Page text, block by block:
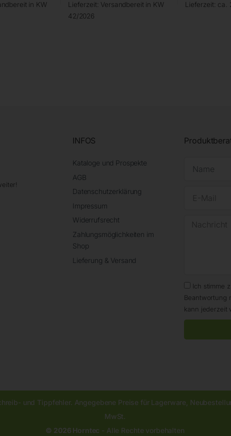
in KW
Lieferzeit: Versandbereit in KW
42/2026
Lieferzeit: ca.
INFOS
Kataloge und Prospekte
AGB
Datenschutzerklärung
Impressum
Widerrufsrecht
Zahlungsmöglichkeiten im
Shop
Lieferung & Versand
Ich stimme
Beantwortung
kann jederzeit
und Tippfehler. Angegebene Preise für Lagerware,
MwSt.
© 2026 Horntec - Alle Rechte vorbehalten